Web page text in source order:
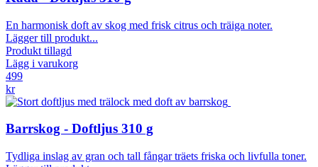
En harmonisk doft av skog med frisk citrus och träiga noter.
Lägger till produkt...
Produkt tillagd
Lägg i varukorg
499
kr
Barrskog - Doftljus 310 g
Tydliga inslag av gran och tall fångar träets friska och livfulla toner.